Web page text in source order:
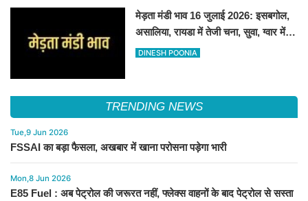
मेड़ता मंडी भाव 16 जुलाई 2026: इसबगोल,
असालिया, रायडा में तेजी चना, सुवा, ग्वार में
आई गिरावट
DINESH POONIA
TRENDING NEWS
Tue,9 Jun 2026
FSSAI का बड़ा फैसला, अखबार में खाना परोसना पड़ेगा भारी
Mon,8 Jun 2026
E85 Fuel : अब पेट्रोल की जरूरत नहीं, फ्लेक्स वाहनों के बाद पेट्रोल से सस्ता